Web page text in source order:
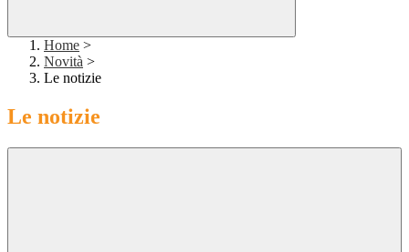
Home >
Novità >
Le notizie
Le notizie